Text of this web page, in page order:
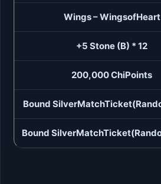
Wings – WingsofHeart
+5 Stone (B) * 12
200,000 ChiPoints
Bound
Bound